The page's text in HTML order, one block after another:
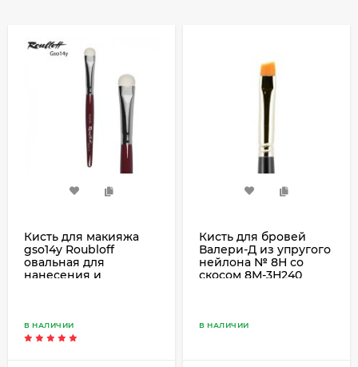
Кисть для макияжа
gso14y Roubloff
овальная для
нанесения и
В НАЛИЧИИ
Кисть для бровей
Валери-Д из упругого
нейлона № 8Н со
скосом 8М-3Н240
В НАЛИЧИИ